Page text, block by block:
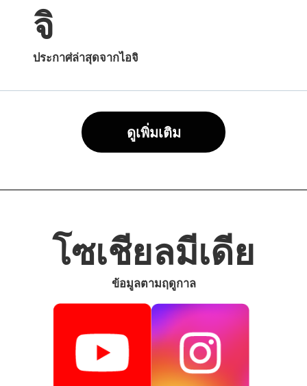
จิ
ประกาศ่ล่าสุดจากไอจิ
ดูเพิ่มเติม
โซเชียลมีเดีย
ข้อมูลตามฤดูกาล